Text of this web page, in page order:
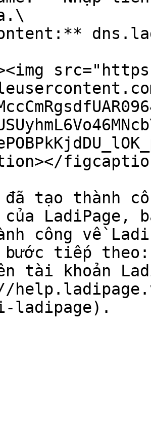
đã tạo thành
LadiPage,
công về
bước tiếp
tài khoản